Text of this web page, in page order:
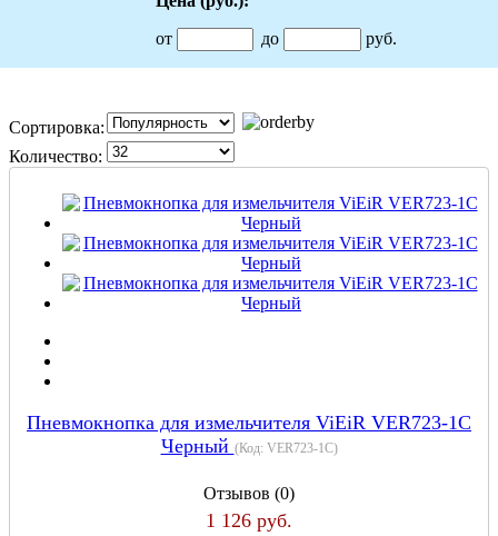
от
до руб.
Сортировка:
Количество:
Пневмокнопка для измельчителя ViEiR VER723-1C
Черный (Код: VER723-1C)
Отзывов (0)
1 126 руб.